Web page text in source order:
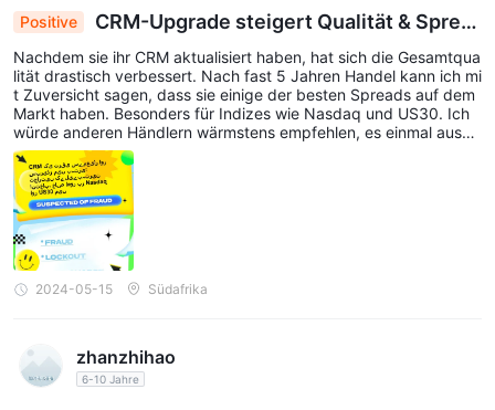
Positive
CRM-Upgrade steigert Qualität & Sprea
ds: Top-Wahl für Trader
Nachdem sie ihr CRM aktualisiert haben, hat sich die Gesamtqua
lität drastisch verbessert. Nach fast 5 Jahren Handel kann ich mi
t Zuversicht sagen, dass sie einige der besten Spreads auf dem
Markt haben. Besonders für Indizes wie Nasdaq und US30. Ich
würde anderen Händlern wärmstens empfehlen, es einmal auszu
probieren.
2024-05-15 Südafrika
zhanzhihao
6-10 Jahre